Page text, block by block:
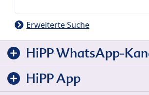
Erweiterte Suche
HiPP WhatsApp-
HiPP App